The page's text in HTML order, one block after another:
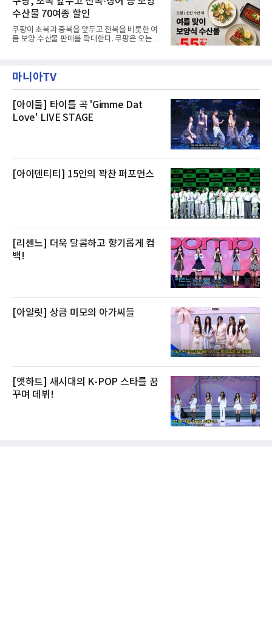
재 원인은 추후 조사될
텔 측은 “퇴근 후 또는 주말 도심 속에서 짧지만
온전한 휴식을 원하는 고객들에게 특별한 경험
을 제공한다”고 밝혔다.패키지는 디럭스와 이그
제큐티브 두 가지 타입으로 구성된다. 디럭스 패
키지는 객실 1박(룸 온리)으로 심플한 호캉스를
스 센터 사우나 2인 이용 혜택이 포함된다.특히
클럽 앰배서더 라운지
수산물 70여종 할인
쿠팡이 초복과 중복을 앞두고 전복을 비롯한 여
름 보양 수산물 판매를 확대한다. 쿠팡은 오는
우 등이 포함됐다. 쿠팡은 올해 큰 크기의 전복
생산량이 늘어난 점을 반영해 주요 산지 상품을
전복은 산지에서 채취한 뒤 전국으로 직송되는
방식으로 운영된다. 신선도가 중요한 상품인 만
큼 이르면 다음 날 오전 배송이 가능하도록 물류
마니아TV
[아이들] 타이틀 곡 'Gimme Dat
Love' LIVE STAGE
[아이덴티티] 15인의 꽉찬 퍼포먼스
[리센느] 더욱 달콤하고 향기롭게 컴
백!
[아일릿] 상큼 미모의 아가씨들
[앳하트] 새시대의 K-POP 스타를 꿈
꾸며 데뷔!